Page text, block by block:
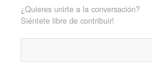
¿Quieres unirte a la conversación?
Siéntete libre de contribuir!